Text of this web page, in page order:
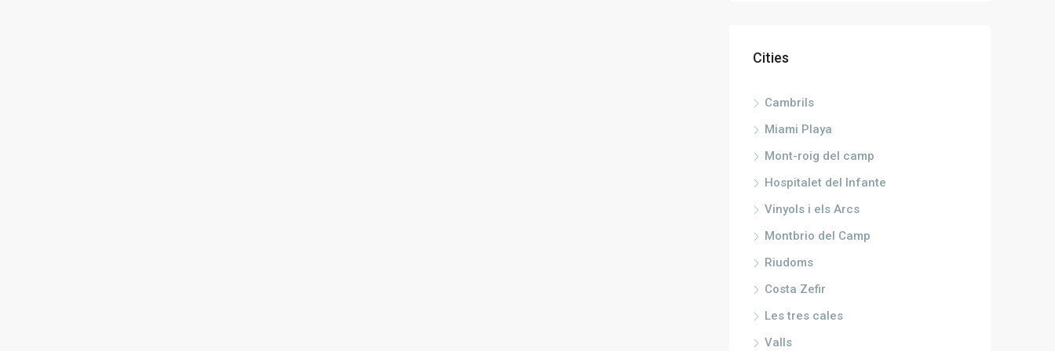
Cities
Cambrils
Miami Playa
Mont-roig del camp
Hospitalet del Infante
Vinyols i els Arcs
Montbrio del Camp
Riudoms
Costa Zefir
Les tres cales
Valls